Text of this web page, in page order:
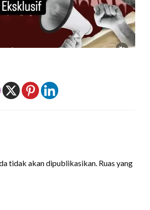
tidak akan dipublikasikan. Ruas yang